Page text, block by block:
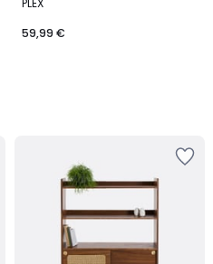
PLEX
59,99 €